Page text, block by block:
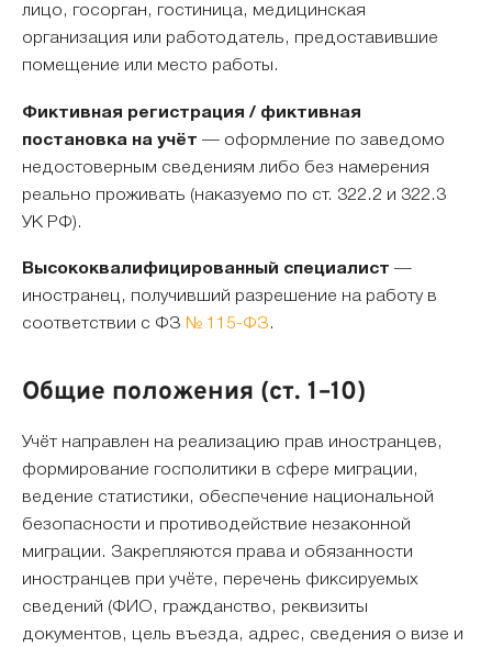
лицо, госорган, гостиница, медицинская
организация или работодатель, предоставившие
помещение или место работы.
Фиктивная регистрация / фиктивная
постановка на учёт — оформление по заведомо
недостоверным сведениям либо без намерения
реально проживать (наказуемо по ст. 322.2 и 322.3
УК РФ).
Высококвалифицированный специалист —
иностранец, получивший разрешение на работу в
соответствии с ФЗ № 115-ФЗ .
Общие положения (ст. 1–10)
Учёт направлен на реализацию прав иностранцев,
формирование госполитики в сфере миграции,
ведение статистики, обеспечение национальной
безопасности и противодействие незаконной
миграции. Закрепляются права и обязанности
иностранцев при учёте, перечень фиксируемых
сведений (ФИО, гражданство, реквизиты
документов, цель въезда, адрес, сведения о визе и